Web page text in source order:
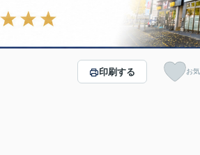
印刷する お